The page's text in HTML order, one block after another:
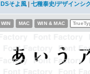
DSそよ風 七種泰史/デザインシ
WIN MAC WIN & MAC